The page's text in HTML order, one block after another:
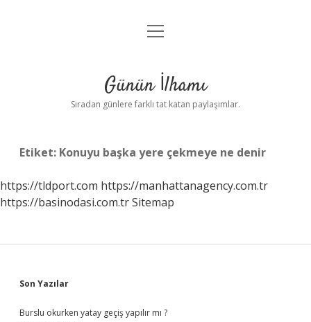
Anasayfa
Yasal Uyarı
menüyü
Günün İlhamı
Sıradan günlere farklı tat katan paylaşımlar.
Etiket: Konuyu başka yere çekmeye ne denir
https://tldport.com https://manhattanagency.com.tr
https://basinodasi.com.trSitemap
Sidebar
Son Yazılar
Burslu okurken yatay geçiş yapılır mı ?